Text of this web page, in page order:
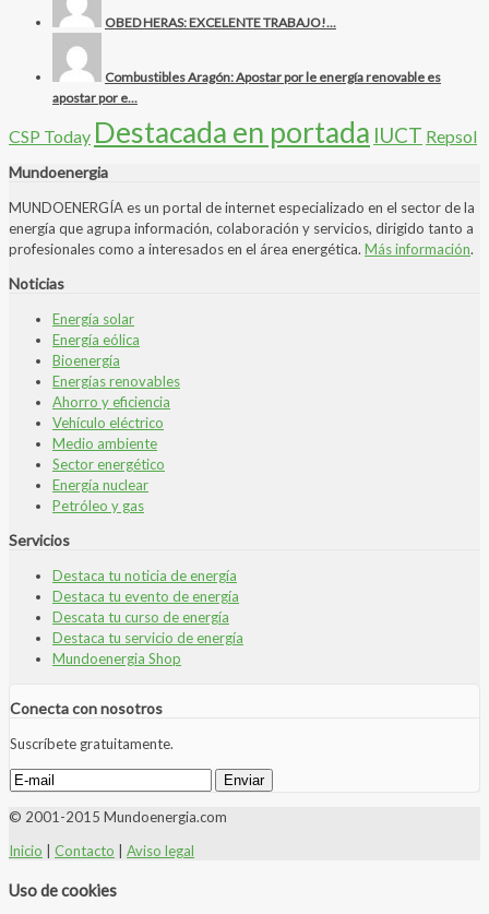
OBED HERAS: EXCELENTE TRABAJO!...
Combustibles Aragón: Apostar por le energía renovable es
apostar por e...
CSP Today Destacada en portada IUCT Repsol
Mundoenergia
MUNDOENERGÍA es un portal de internet especializado en el sector de la
energía que agrupa información, colaboración y servicios, dirigido tanto a
profesionales como a interesados en el área energética. Más información.
Noticias
Energía solar
Energía eólica
Bioenergía
Energías renovables
Ahorro y eficiencia
Vehículo eléctrico
Medio ambiente
Sector energético
Energía nuclear
Petróleo y gas
Servicios
Destaca tu noticia de energía
Destaca tu evento de energía
Descata tu curso de energía
Destaca tu servicio de energía
Mundoenergia Shop
Conecta con nosotros
Suscríbete gratuitamente.
© 2001-2015 Mundoenergia.com
Inicio
Contacto Aviso legal
Uso de cookies